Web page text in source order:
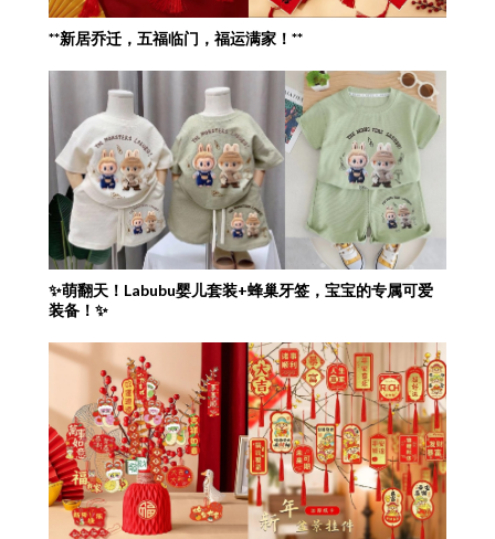
**新居乔迁，五福临门，福运满家！**
✨萌翻天！Labubu婴儿套装+蜂巢牙签，宝宝的专属可爱
装备！✨